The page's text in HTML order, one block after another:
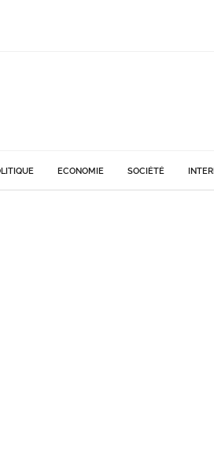
ECONOMIE SOCIÉTÉ